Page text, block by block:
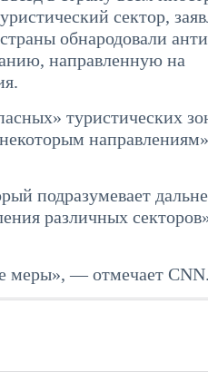
сектор,
обнародовали
направленную на
туристических
подразумевает
различных
меры», — отмечает CNN.